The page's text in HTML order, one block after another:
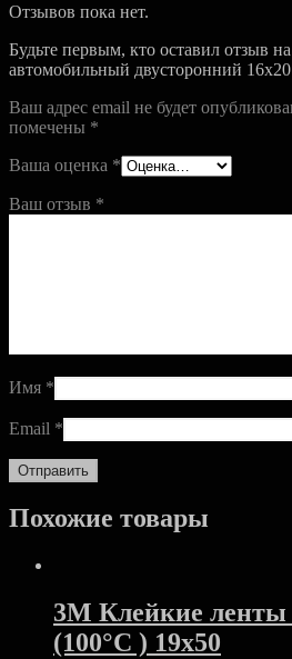
Отзывов пока нет.
Будьте первым, кто оставил отзыв
автомобильный двусторонний
Ваш адрес email не будет
помечены *
Ваша оценка *
Ваш отзыв *
Имя *
Email *
Похожие товары
3М Клейкие
(100°С ) 19х50